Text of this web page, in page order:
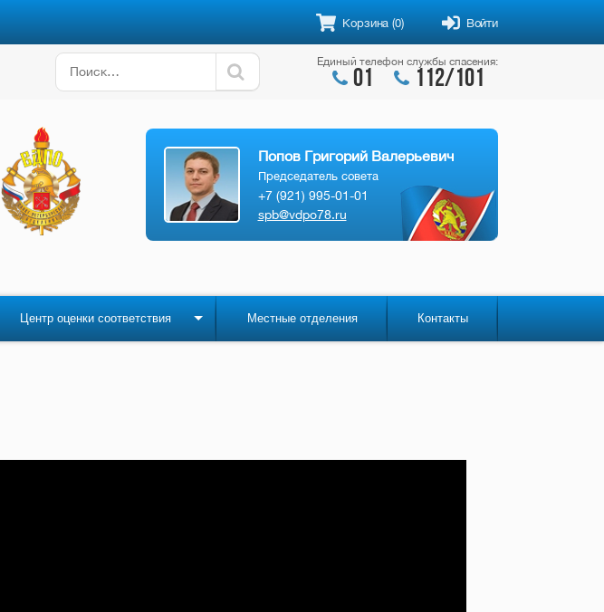
Корзина (0) Войти
Найти: Единый телефон службы спасения:
 01  112/101
Попов Григорий Валерьевич
Председатель совета
+7 (921) 995-01-01
spb@vdpo78.ru
Центр оценки соответствия Местные отделения Контакты